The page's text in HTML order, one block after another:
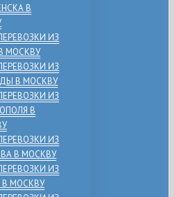
В
ИЗ
МОСКВУ
ИЗ
В МОСКВУ
ИЗ
В
ИЗ
В МОСКВУ
ИЗ
В МОСКВУ